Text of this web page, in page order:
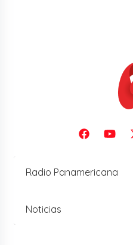
Radio Panamericana
Noticias